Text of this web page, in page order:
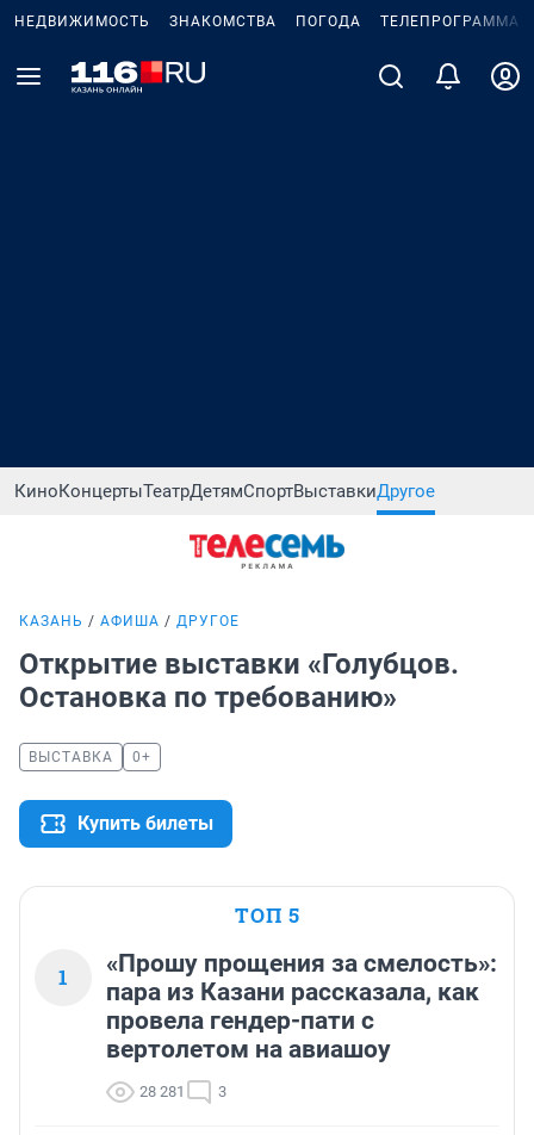
НЕДВИЖИМОСТЬ ЗНАКОМСТВА ПОГОДА ТЕЛЕПРОГРАММА
КиноКонцертыТеатрДетямСпортВыставкиДругое
КАЗАНЬ АФИША ДРУГОЕ
Открытие выставки «Голубцов.
Остановка по требованию»
ВЫСТАВКА 0+
Купить билеты
ТОП 5
1
«Прошу прощения за смелость»:
пара из Казани рассказала, как
провела гендер-пати с
вертолетом на авиашоу
28 281 3